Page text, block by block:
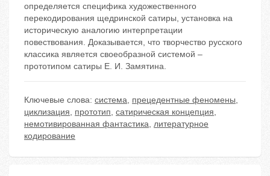
определяется специфика художественного
перекодирования щедринской сатиры, установка на
историческую аналогию интерпретации
повествования. Доказывается, что творчество русского
классика является своеобразной системой –
прототипом сатиры Е. И. Замятина.
Ключевые слова: система, прецедентные феномены,
циклизация, прототип, сатирическая концепция,
немотивированная фантастика, литературное
кодирование